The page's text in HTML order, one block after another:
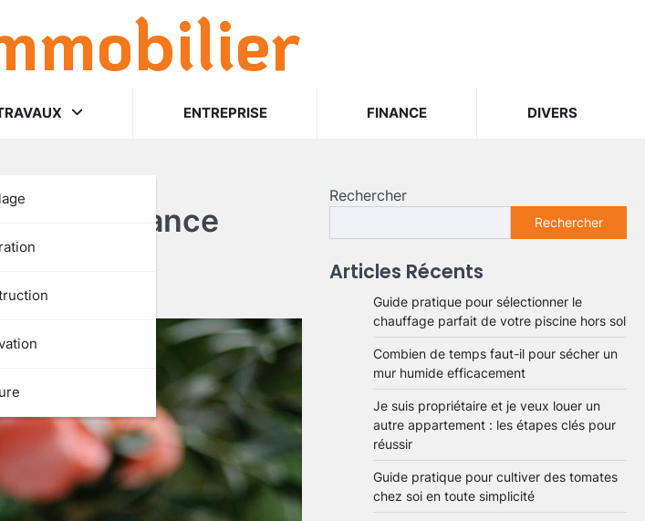
ENTREPRISE FINANCE DIVERS
ambiance
Rechercher
Rechercher
Articles Récents
Guide pratique pour sélectionner le
chauffage parfait de votre piscine hors sol
Combien de temps faut-il pour sécher un
mur humide efficacement
Je suis propriétaire et je veux louer un
autre appartement : les étapes clés pour
réussir
Guide pratique pour cultiver des tomates
chez soi en toute simplicité